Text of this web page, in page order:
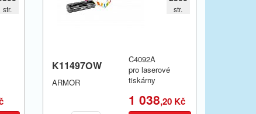
str. str.
K11497OW
ARMOR
C4092A
pro laserové
tiskárny
1 038,20 Kč